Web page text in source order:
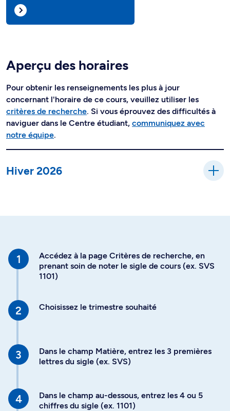
Aperçu des horaires
Pour obtenir les renseignements les plus à jour
concernant l'horaire de ce cours, veuillez utiliser les
critères de recherche. Si vous éprouvez des difficultés à
naviguer dans le Centre étudiant, communiquez avec
notre équipe.
Hiver 2026
Accédez à la page Critères de recherche, en
prenant soin de noter le sigle de cours (ex. SVS
1101)
Choisissez le trimestre souhaité
Dans le champ Matière, entrez les 3 premières
lettres du sigle (ex. SVS)
Dans le champ au-dessous, entrez les 4 ou 5
chiffres du sigle (ex. 1101)